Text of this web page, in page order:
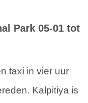
Park 05-01 tot
taxi in vier uur
Kalpitiya is